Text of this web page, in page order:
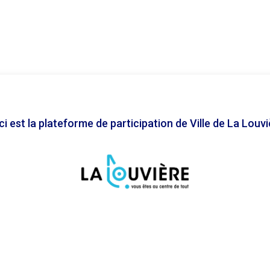
est la plateforme de participation de Ville de La